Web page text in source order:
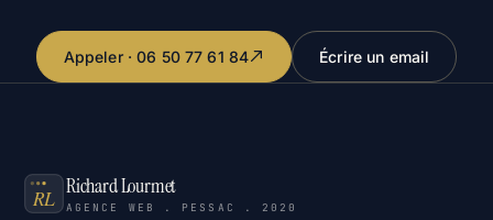
Appeler · 06 50 77 61 84 Écrire un email
Richard Lourmet
AGENCE WEB . PESSAC . 2020